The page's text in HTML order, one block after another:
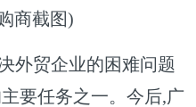
商截图)
外贸企业的困难问题
要任务之一。今后,广